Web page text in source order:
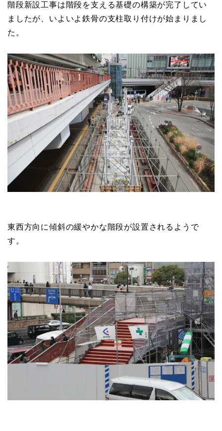
階段新設工事は階段を支える基礎の構築が完了してい
ましたが、いよいよ鉄骨の支柱取り付けが始まりまし
た。
東西方向に傾斜の緩やかな階段が設置されるようで
す。